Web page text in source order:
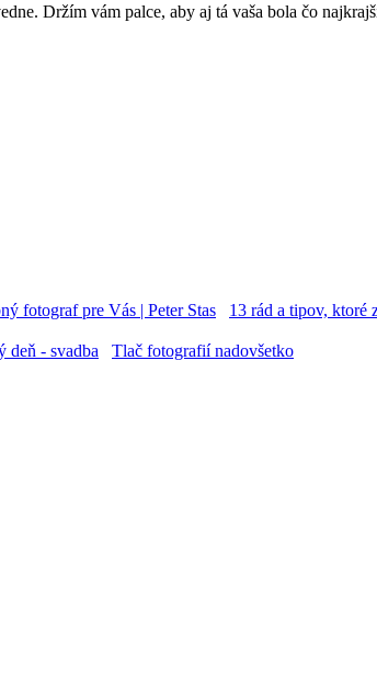
Držím vám palce, aby aj tá vaša bola čo
13 rád a tipov, ktoré
Tlač fotografií nadovšetko